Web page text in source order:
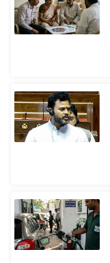
उ
द्यो
त
वि
शे
य
ज